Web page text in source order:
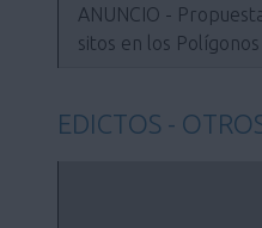
ANUNCIO -
sitos en los
EDICTOS -